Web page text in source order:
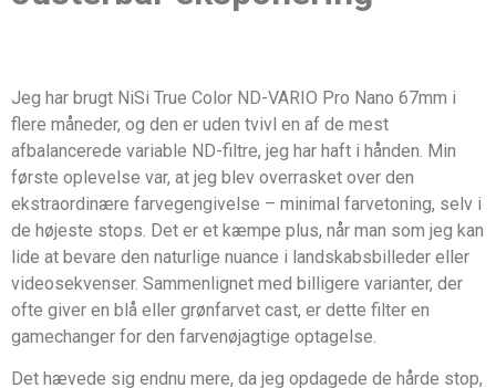
Jeg har brugt NiSi True Color ND-VARIO Pro Nano 67mm i
flere måneder, og den er uden tvivl en af de mest
afbalancerede variable ND-filtre, jeg har haft i hånden. Min
første oplevelse var, at jeg blev overrasket over den
ekstraordinære farvegengivelse – minimal farvetoning, selv i
de højeste stops. Det er et kæmpe plus, når man som jeg kan
lide at bevare den naturlige nuance i landskabsbilleder eller
videosekvenser. Sammenlignet med billigere varianter, der
ofte giver en blå eller grønfarvet cast, er dette filter en
gamechanger for den farvenøjagtige optagelse.
Det hævede sig endnu mere, da jeg opdagede de hårde stop,